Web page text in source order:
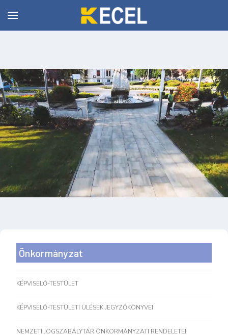
Önkormányzat
KÉPVISELŐ-TESTÜLET
KÉPVISELŐ-TESTÜLETI ÜLÉSEK JEGYZŐKÖNYVEI
NEMZETI JOGSZABÁLYTÁR ÖNKORMÁNYZATI RENDELETEI